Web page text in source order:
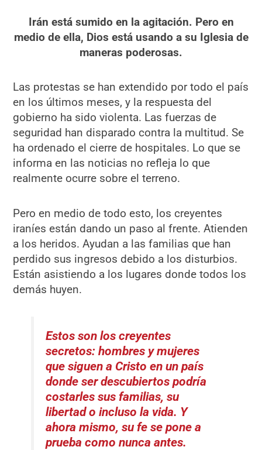
Irán está sumido en la agitación. Pero en
medio de ella, Dios está usando a su Iglesia de
maneras poderosas.
Las protestas se han extendido por todo el país
en los últimos meses, y la respuesta del
gobierno ha sido violenta. Las fuerzas de
seguridad han disparado contra la multitud. Se
ha ordenado el cierre de hospitales. Lo que se
informa en las noticias no refleja lo que
realmente ocurre sobre el terreno.
Pero en medio de todo esto, los creyentes
iraníes están dando un paso al frente. Atienden
a los heridos. Ayudan a las familias que han
perdido sus ingresos debido a los disturbios.
Están asistiendo a los lugares donde todos los
demás huyen.
Estos son los creyentes
secretos: hombres y mujeres
que siguen a Cristo en un país
donde ser descubiertos podría
costarles sus familias, su
libertad o incluso la vida. Y
ahora mismo, su fe se pone a
prueba como nunca antes.